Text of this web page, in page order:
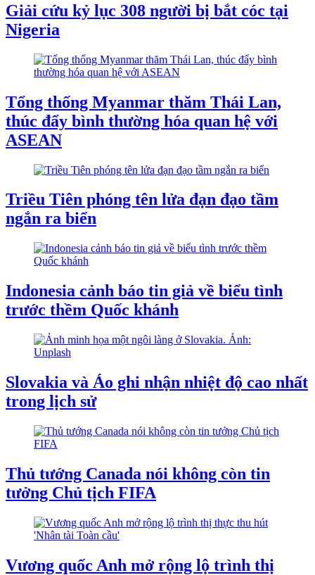
Giải cứu kỷ lục 308 người bị bắt cóc tại
Nigeria
Tổng thống Myanmar thăm Thái Lan,
thúc đẩy bình thường hóa quan hệ với
ASEAN
Triều Tiên phóng tên lửa đạn đạo tầm
ngắn ra biển
Indonesia cảnh báo tin giả về biểu tình
trước thềm Quốc khánh
Slovakia và Áo ghi nhận nhiệt độ cao nhất
trong lịch sử
Thủ tướng Canada nói không còn tin
tưởng Chủ tịch FIFA
Vương quốc Anh mở rộng lộ trình thị